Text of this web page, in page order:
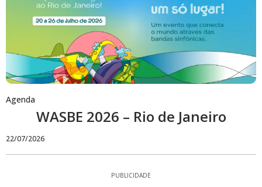
Agenda
WASBE 2026 – Rio de Janeiro
22/07/2026
PUBLICIDADE